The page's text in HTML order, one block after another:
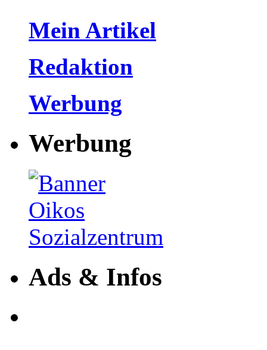
Mein Artikel
Redaktion
Werbung
Werbung
Ads & Infos